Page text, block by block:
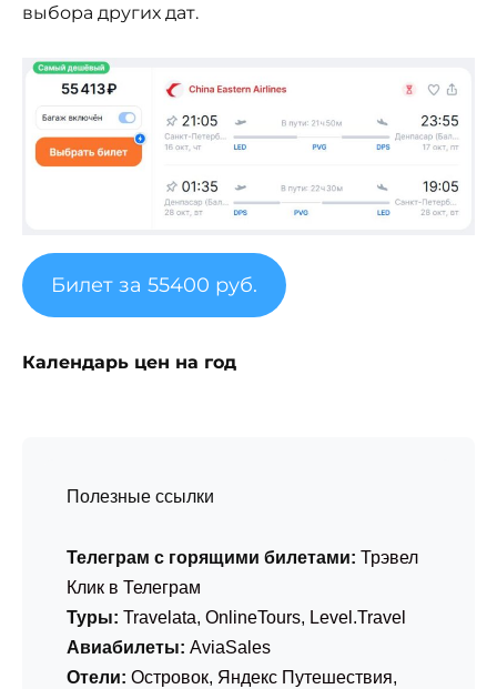
выбора других дат.
Билет за 55400 руб.
Календарь цен на год
Полезные ссылки
Телеграм с горящими билетами: Трэвел
Клик в Телеграм
Туры: Travelata, OnlineTours, Level.Travel
Авиабилеты: AviaSales
Отели: Островок, Яндекс Путешествия,